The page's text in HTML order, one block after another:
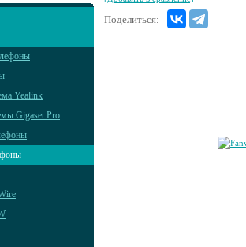
Yealink
Gigaset Pro
Поделиться: